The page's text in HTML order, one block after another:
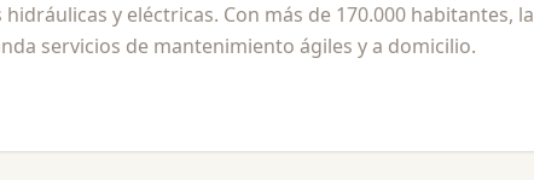
y eléctricas. Con más de 170.000 habitantes, la
servicios de mantenimiento ágiles y a domicilio.